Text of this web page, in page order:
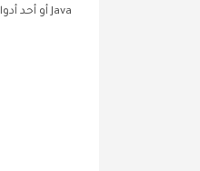
Java أو أحد أدواتها مثل Android Studio أو IntelliJ،…